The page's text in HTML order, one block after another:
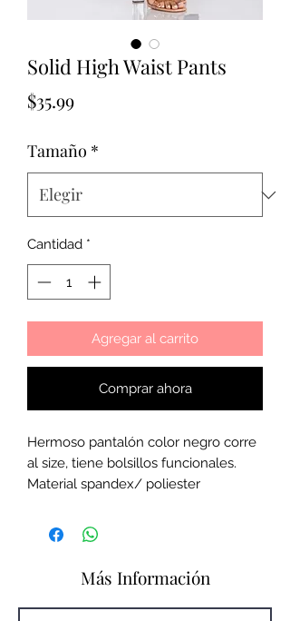
Solid High Waist Pants
$35.99Precio
Tamaño *
Cantidad *
Agregar al carrito
Comprar ahora
Hermoso pantalón color negro corre
al size, tiene bolsillos funcionales.
Material spandex/ poliester
Más Información